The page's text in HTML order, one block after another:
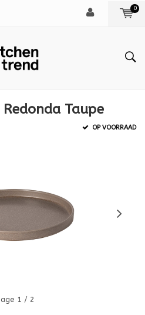
0
Taupe
OP VOORRAAD
1 / 2